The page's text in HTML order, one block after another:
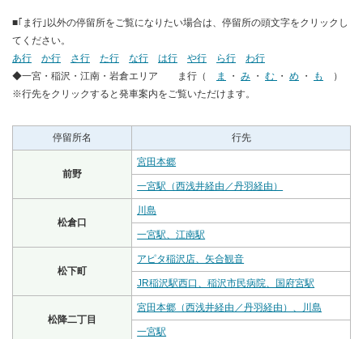
■｢ま行｣以外の停留所をご覧になりたい場合は、停留所の頭文字をクリックし
てください。
あ行
か行 さ行 た行 な行 は行 や行 ら行
わ行
◆一宮・稲沢・江南・岩倉エリア ま行（
ま ・ み ・ む ・ め ・ も
）
※行先をクリックすると発車案内をご覧いただけます。
停留所名 行先
前野
宮田本郷
一宮駅（西浅井経由／丹羽経由）
松倉口
川島
一宮駅、江南駅
松下町
アピタ稲沢店、矢合観音
JR稲沢駅西口、稲沢市民病院、国府宮駅
松降二丁目
宮田本郷（西浅井経由／丹羽経由）、川島
一宮駅